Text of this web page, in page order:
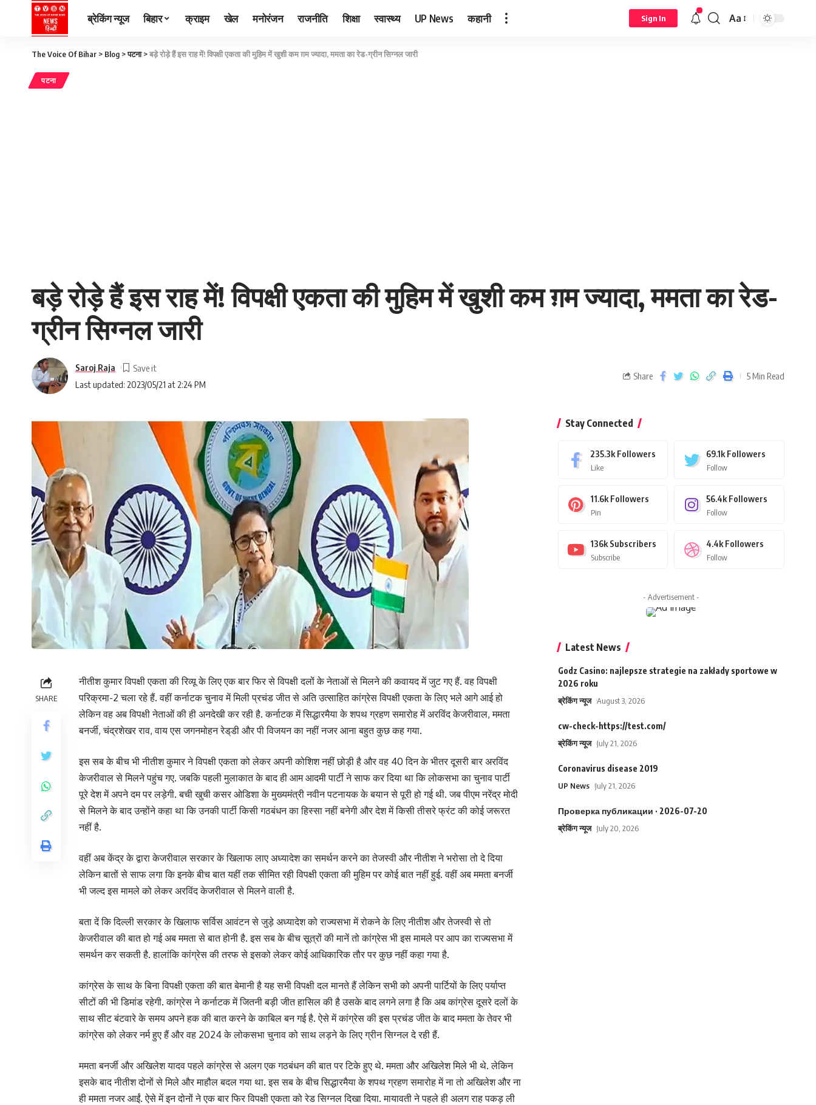
ब्रेकिंग न्यूज बिहार क्राइम खेल मनोरंजन राजनीति शिक्षा स्वास्थ्य UP News कहानी Sign In Aa
The Voice Of Bihar > Blog >पटना>बड़े रोड़े हैं इस राह में! विपक्षी एकता की मुहिम में खुशी कम ग़म ज्यादा, ममता का रेड-ग्रीन सिग्नल जारी
पटना
बड़े रोड़े हैं इस राह में! विपक्षी एकता की मुहिम में खुशी कम ग़म ज्यादा, ममता का रेड-
ग्रीन सिग्नल जारी
Last updated: 2023/05/21 at 2:24 PM
Saroj Raja
Share 5 Min Read
SHARE
नीतीश कुमार विपक्षी एकता की रिव्यू के लिए एक बार फिर से विपक्षी दलों के नेताओं से मिलने की कवायद में जुट गए हैं. वह विपक्षी
परिक्रमा-2 चला रहे हैं. वहीं कर्नाटक चुनाव में मिली प्रचंड जीत से अति उत्साहित कांग्रेस विपक्षी एकता के लिए भले आगे आई हो
लेकिन वह अब विपक्षी नेताओं की ही अनदेखी कर रही है. कर्नाटक में सिद्धारमैया के शपथ ग्रहण समारोह में अरविंद केजरीवाल, ममता
बनर्जी, चंद्रशेखर राव, वाय एस जगनमोहन रेड्‌डी और पी विजयन का नहीं नजर आना बहुत कुछ कह गया.
इस सब के बीच भी नीतीश कुमार ने विपक्षी एकता को लेकर अपनी कोशिश नहीं छोड़ी है और वह 40 दिन के भीतर दूसरी बार अरविंद
केजरीवाल से मिलने पहुंच गए. जबकि पहली मुलाकात के बाद ही आम आदमी पार्टी ने साफ कर दिया था कि लोकसभा का चुनाव पार्टी
पूरे देश में अपने दम पर लड़ेगी. बची खुची कसर ओडिशा के मुख्यमंत्री नवीन पटनायक के बयान से पूरी हो गई थी. जब पीएम नरेंद्र मोदी
से मिलने के बाद उन्होंने कहा था कि उनकी पार्टी किसी गठबंधन का हिस्सा नहीं बनेगी और देश में किसी तीसरे फ्रंट की कोई जरूरत
नहीं है.
वहीं अब केंद्र के द्वारा केजरीवाल सरकार के खिलाफ लाए अध्यादेश का समर्थन करने का तेजस्वी और नीतीश ने भरोसा तो दे दिया
लेकिन बातों से साफ लगा कि इनके बीच बात यहीं तक सीमित रही विपक्षी एकता की मुहिम पर कोई बात नहीं हुई. वहीं अब ममता बनर्जी
भी जल्द इस मामले को लेकर अरविंद केजरीवाल से मिलने वाली है.
बता दें कि दिल्ली सरकार के खिलाफ सर्विस आवंटन से जुड़े अध्यादेश को राज्यसभा में रोकने के लिए नीतीश और तेजस्वी से तो
केजरीवाल की बात हो गई अब ममता से बात होनी है. इस सब के बीच सूत्रों की मानें तो कांग्रेस भी इस मामले पर आप का राज्यसभा में
समर्थन कर सकती है. हालांकि कांग्रेस की तरफ से इसको लेकर कोई आधिकारिक तौर पर कुछ नहीं कहा गया है.
कांग्रेस के साथ के बिना विपक्षी एकता की बात बेमानी है यह सभी विपक्षी दल मानते हैं लेकिन सभी को अपनी पार्टियों के लिए पर्याप्त
सीटों की भी डिमांड रहेगी. कांग्रेस ने कर्नाटक में जितनी बड़ी जीत हासिल की है उसके बाद लगने लगा है कि अब कांग्रेस दूसरे दलों के
साथ सीट बंटवारे के समय अपने हक की बात करने के काबिल बन गई है. ऐसे में कांग्रेस की इस प्रचंड जीत के बाद ममता के तेवर भी
कांग्रेस को लेकर नर्म हुए हैं और वह 2024 के लोकसभा चुनाव को साथ लड़ने के लिए ग्रीन सिग्नल दे रही हैं.
ममता बनर्जी और अखिलेश यादव पहले कांग्रेस से अलग एक गठबंधन की बात पर टिके हुए थे. ममता और अखिलेश मिले भी थे. लेकिन
इसके बाद नीतीश दोनों से मिले और माहौल बदल गया था. इस सब के बीच सिद्धारमैया के शपथ ग्रहण समारोह में ना तो अखिलेश और ना
ही ममता नजर आईं. ऐसे में इन दोनों ने एक बार फिर विपक्षी एकता को रेड सिग्नल दिखा दिया. मायावती ने पहले ही अलग राह पकड़ ली
Stay Connected
235.3k Followers
Like
69.1k Followers
Follow
11.6k Followers
Pin
56.4k Followers
Follow
136k Subscribers
Subscribe
4.4k Followers
Follow
- Advertisement -
Latest News
Godz Casino: najlepsze strategie na zakłady sportowe w
2026 roku
ब्रेकिंग न्यूज August 3, 2026
cw-check-https://test.com/
ब्रेकिंग न्यूज July 21, 2026
Coronavirus disease 2019
UP News July 21, 2026
Проверка публикации · 2026-07-20
ब्रेकिंग न्यूज July 20, 2026